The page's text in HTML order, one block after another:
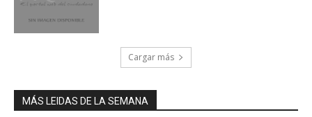
Cargar más
MÁS LEIDAS DE LA SEMANA